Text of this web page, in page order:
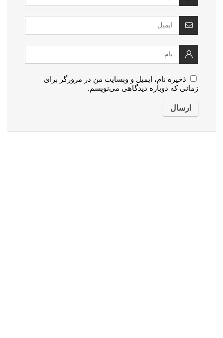
ذخیره نام، ایمیل و وبسایت من در مرورگر برای
زمانی که دوباره دیدگاهی می‌نویسم.